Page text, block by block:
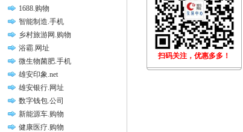
扫码关注，优惠多多！
1688.购物
智能制造.手机
乡村旅游网.购物
浴霸.网址
微生物菌肥.手机
雄安印象.net
雄安银行.网址
数字钱包.公司
新能源车.购物
健康医疗.购物